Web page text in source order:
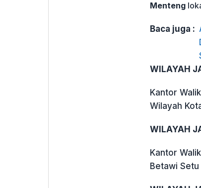
Menteng
Baca juga :
WILAYAH
Kantor
Wilayah
WILAYAH
Kantor
Betawi Setu